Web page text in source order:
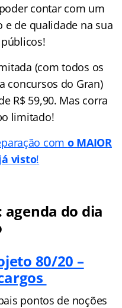
contar com um
de qualidade na sua
(com todos os
concursos do Gran)
R$ 59,90. Mas corra
limitado!
com o MAIOR
já visto!
agenda do dia
80/20 –
pontos de noções